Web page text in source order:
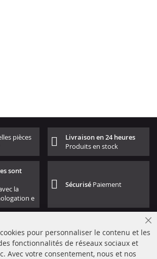
pièces
Livraison en 24 heures
Produits en stock
sont
la
e
Sécurisé Paiement
pour personnaliser le contenu et les
fonctionnalités de réseaux sociaux et
Avec votre consentement, nous et nos